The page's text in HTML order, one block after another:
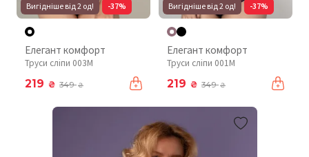
Вигідніше від 2 од! -37%
Елегант комфорт
Труси сліпи 003М
219 ₴ 349₴
Вигідніше від 2 од! -37%
Елегант комфорт
Труси сліпи 001М
219 ₴ 349₴